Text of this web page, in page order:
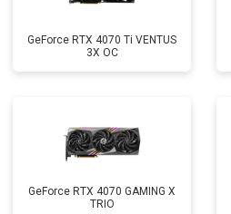
GeForce RTX 4070 Ti VENTUS
3X OC
GeForce RTX 4070 GAMING X
TRIO